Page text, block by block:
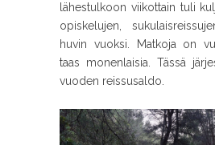
lähestulkoon viikottain tuli
opiskelujen,
huvin vuoksi. Matkoja on
taas monenlaisia. Tässä
vuoden reissusaldo.